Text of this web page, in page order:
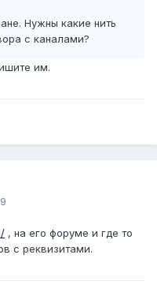
Нужны какие нить
с каналами?
им.
, на его форуме и где то
с реквизитами.